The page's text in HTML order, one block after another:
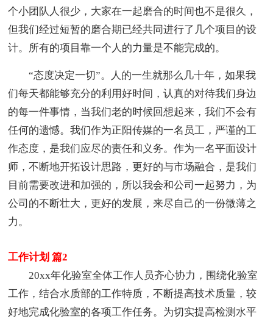
个小团队人很少，大家在一起磨合的时间也不是很久，
但我们经过短暂的磨合期已经共同进行了几个项目的设
计。所有的项目靠一个人的力量是不能完成的。
“态度决定一切”。人的一生就那么几十年，如果我
们每天都能够充分的利用好时间，认真的对待我们身边
的每一件事情，当我们老的时候回想起来，我们不会有
任何的遗憾。我们作为正阳传媒的一名员工，严谨的工
作态度，是我们应尽的责任和义务。作为一名平面设计
师，不断地开拓设计思路，更好的与市场融合，是我们
目前需要改进和加强的，所以我会和公司一起努力，为
公司的不断壮大，更好的发展，来尽自己的一份微薄之
力。
工作计划 篇2
20xx年化验室全体工作人员齐心协力，围绕化验室
工作，结合水质部的工作特质，不断提高技术质量，较
好地完成化验室的各项工作任务。为切实提高检测水平